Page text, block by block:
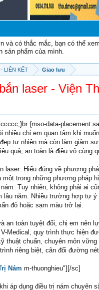
và có thắc mắc, bạn có thể xem
sản phẩm của mình.
LIÊN KẾT Giao lưu
laser - Viện
{mso-data-
nhiều chị em quan tâm khi
tự nhiên mà còn làm giảm
quả, an toàn là điều vô cùng
laser: Hiểu đúng về phương
một trong những phương pháp
Tuy nhiên, không phải ai
lâu năm. Nhiều trường hợp tự
đỏ hoặc sạm màu trở lại.
an toàn tuyệt đối, chị em nên
Medical, quy trình thực hiện
thuật chuẩn, chuyên môn
riêng biệt, cân đối đường
Nám m-thuonghieu"][/sc]
áp dụng điều trị nám chuyên